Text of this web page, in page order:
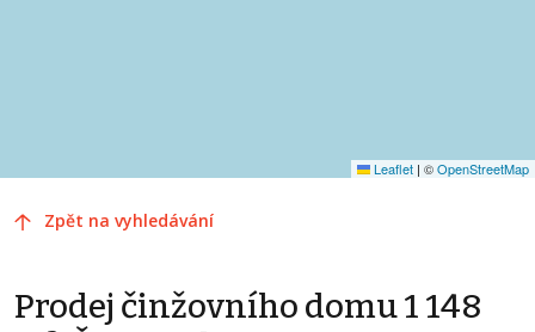
Leaflet | ©OpenStreetMap
Zpět na vyhledávání
Prodej činžovního domu 1 148